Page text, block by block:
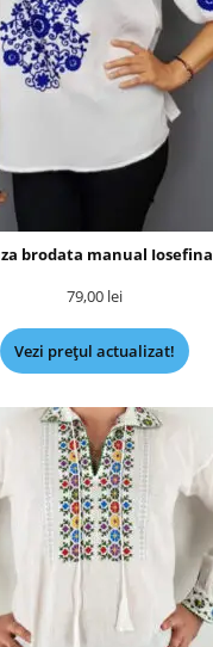
brodata manual Iosefina
79,00 lei
Vezi prețul actualizat!